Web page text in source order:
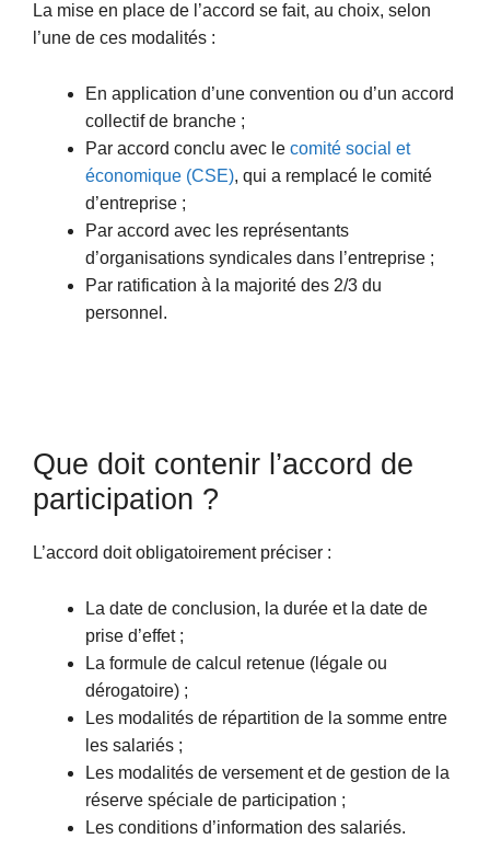
La mise en place de l’accord se fait, au choix, selon
l’une de ces modalités :
En application d’une convention ou d’un accord
collectif de branche ;
Par accord conclu avec le comité social et
économique (CSE), qui a remplacé le comité
d’entreprise ;
Par accord avec les représentants
d’organisations syndicales dans l’entreprise ;
Par ratification à la majorité des 2/3 du
personnel.
Que doit contenir l’accord de
participation ?
L’accord doit obligatoirement préciser :
La date de conclusion, la durée et la date de
prise d’effet ;
La formule de calcul retenue (légale ou
dérogatoire) ;
Les modalités de répartition de la somme entre
les salariés ;
Les modalités de versement et de gestion de la
réserve spéciale de participation ;
Les conditions d’information des salariés.